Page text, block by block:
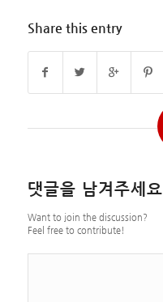
Share this entry
댓글을 남겨주세요
Want to join the discussion?
Feel free to contribute!